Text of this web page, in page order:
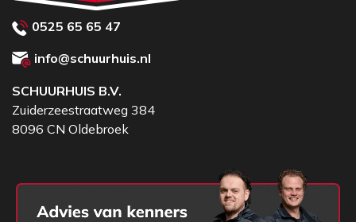
0525 65 65 47
info@schuurhuis.nl
SCHUURHUIS B.V.
Zuiderzeestraatweg 384
8096 CN Oldebroek